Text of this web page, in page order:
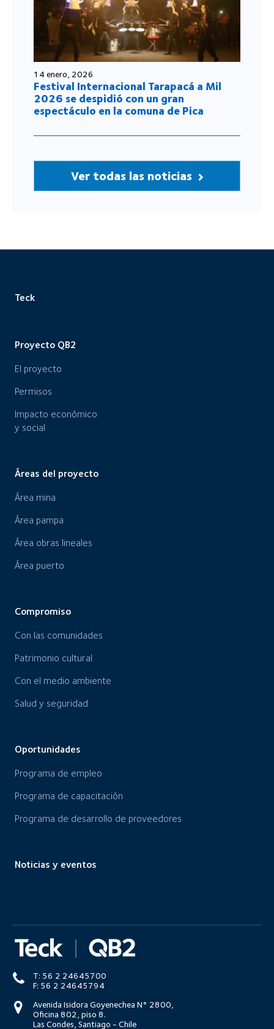
14 enero, 2026
Festival Internacional Tarapacá a Mil
2026 se despidió con un gran
espectáculo en la comuna de Pica
Ver todas las noticias
Teck
Proyecto QB2
El proyecto
Permisos
Impacto económico
y social
Áreas del proyecto
Área mina
Área pampa
Área obras lineales
Área puerto
Compromiso
Con las comunidades
Patrimonio cultural
Con el medio ambiente
Salud y seguridad
Oportunidades
Programa de empleo
Programa de capacitación
Programa de desarrollo de proveedores
Noticias y eventos
T: 56 2 24645700
F: 56 2 24645794
Avenida Isidora Goyenechea N° 2800,
Oficina 802, piso 8.
Las Condes, Santiago - Chile